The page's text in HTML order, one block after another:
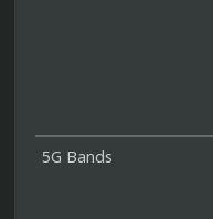
5G Bands